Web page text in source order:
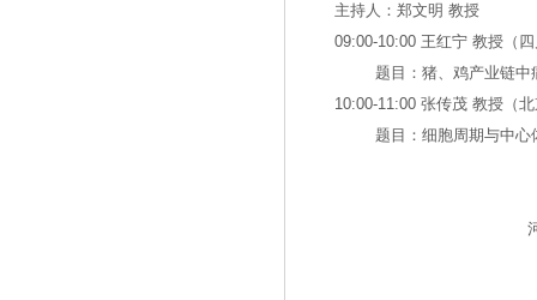
主持人：郑文明 教授
09:00-10:00 王红宁 教授（
题目：猪、鸡产业链
10:00-11:00 张传茂 教授（
题目：细胞周期与中